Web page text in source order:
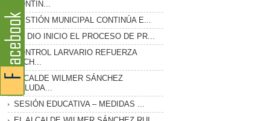
CONTIN...
GESTIÓN MUNICIPAL CONTINÚA E...
SE DIO INICIO EL PROCESO DE PR...
CONTROL LARVARIO REFUERZA
LUCH...
ALCALDE WILMER SÁNCHEZ
SALUDA...
SESIÓN EDUCATIVA – MEDIDAS ...